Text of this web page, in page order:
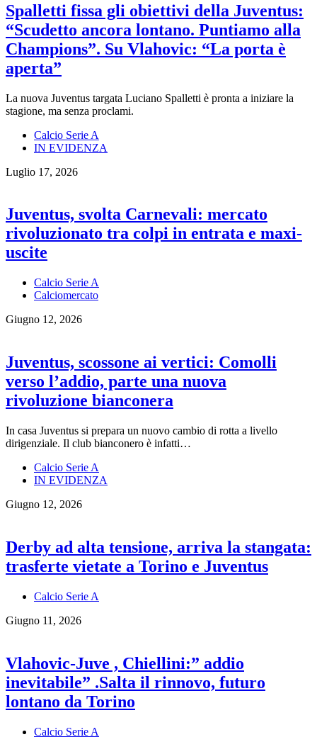
Spalletti fissa gli obiettivi della Juventus:
“Scudetto ancora lontano. Puntiamo alla
Champions”. Su Vlahovic: “La porta è
aperta”
La nuova Juventus targata Luciano Spalletti è pronta a iniziare la
stagione, ma senza proclami.
Calcio Serie A
IN EVIDENZA
Luglio 17, 2026
Juventus, svolta Carnevali: mercato
rivoluzionato tra colpi in entrata e maxi-
uscite
Calcio Serie A
Calciomercato
Giugno 12, 2026
Juventus, scossone ai vertici: Comolli
verso l’addio, parte una nuova
rivoluzione bianconera
In casa Juventus si prepara un nuovo cambio di rotta a livello
dirigenziale. Il club bianconero è infatti…
Calcio Serie A
IN EVIDENZA
Giugno 12, 2026
Derby ad alta tensione, arriva la stangata:
trasferte vietate a Torino e Juventus
Calcio Serie A
Giugno 11, 2026
Vlahovic-Juve , Chiellini:” addio
inevitabile” .Salta il rinnovo, futuro
lontano da Torino
Calcio Serie A